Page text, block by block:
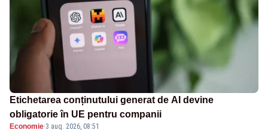
Etichetarea conținutului generat de AI devine
obligatorie în UE pentru companii
Economie·3 aug. 2026, 08:51